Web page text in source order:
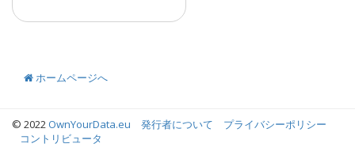
ホームページへ
© 2022OwnYourData.eu 発行者について
プライバシーポリシー
コントリビュータ